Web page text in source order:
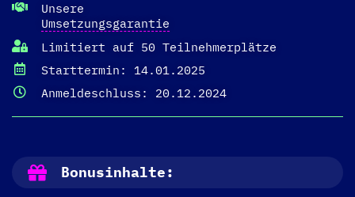
Unsere
Umsetzungsgarantie
Limitiert auf 50 Teilnehmerplätze
Starttermin: 14.01.2025
Anmeldeschluss: 20.12.2024
Bonusinhalte: